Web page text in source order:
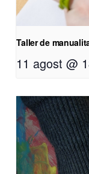
Taller de
11 agost @